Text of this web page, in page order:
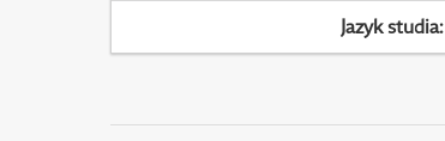
Jazyk studia: